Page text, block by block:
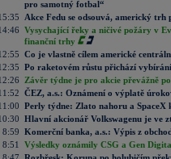
pro samotný fotbal“
Akce Fedu se odsouvá, americký
Vysychající řeky a ničivé požáry v
finanční trhy
Co je vlastně cílem americké
Po raketovém růstu přichází
Závěr týdne je pro akcie převážně
ČEZ, a.s.: Oznámení o výplatě
Perly týdne: Zlato nahoru a SpaceX
Hlavní akcionář Volkswagenu je ve
8:59 Komerční banka, a.s.: Výpis z
8:51
Výsledky oznámily CSG a Gen